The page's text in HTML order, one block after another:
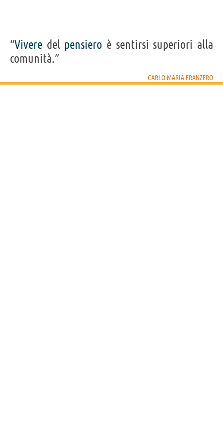
“Vivere del pensiero è sentirsi superiori alla
comunità.”
CARLO MARIA FRANZERO